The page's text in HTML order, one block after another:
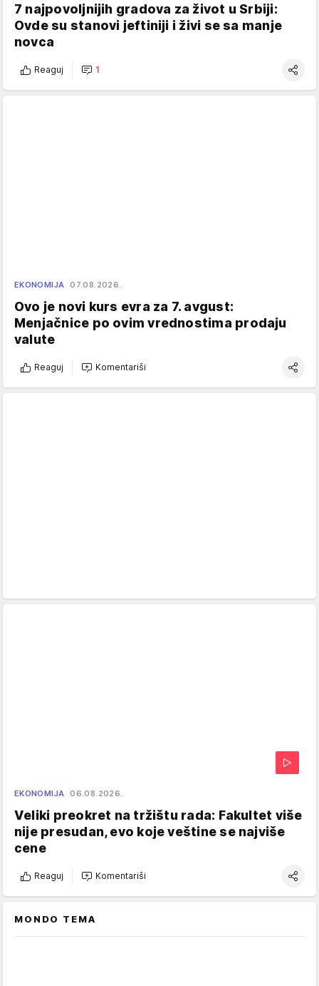
7 najpovoljnijih gradova za život u Srbiji:
Ovde su stanovi jeftiniji i živi se sa manje
novca
Reaguj 1
EKONOMIJA 07.08.2026.
Ovo je novi kurs evra za 7. avgust:
Menjačnice po ovim vrednostima prodaju
valute
Reaguj Komentariši
EKONOMIJA 06.08.2026.
Veliki preokret na tržištu rada: Fakultet više
nije presudan, evo koje veštine se najviše
cene
Reaguj Komentariši
MONDO TEMA